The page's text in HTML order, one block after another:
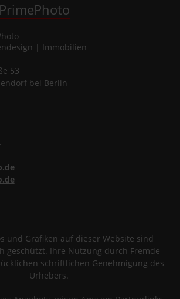
| Immobilien
53
bei Berlin
und Grafiken auf dieser Website sind
geschützt. Ihre Nutzung durch Fremde
schriftlichen Genehmigung des
Urhebers.